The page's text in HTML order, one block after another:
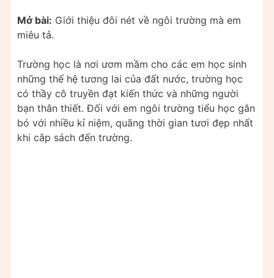
Mở bài: Giới thiệu đôi nét về ngôi trường mà em
miêu tả.
Trường học là nơi ươm mầm cho các em học sinh
những thế hệ tương lai của đất nước, trường học
có thầy cô truyền đạt kiến thức và những người
bạn thân thiết. Đối với em ngôi trường tiểu học gắn
bó với nhiều kỉ niệm, quãng thời gian tươi đẹp nhất
khi cắp sách đến trường.